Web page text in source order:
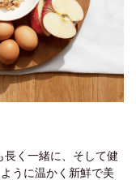
長く一緒に、そして健
うに温かく新鮮で美